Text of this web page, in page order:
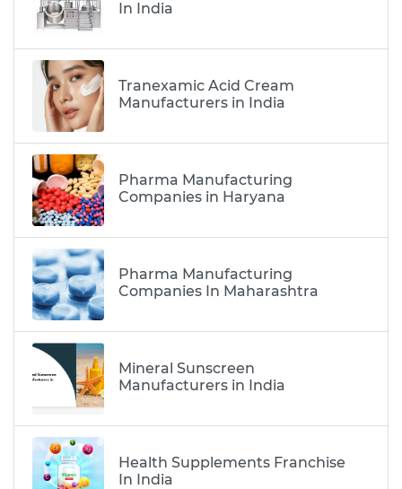
In India
Tranexamic Acid Cream
Manufacturers in India
Pharma Manufacturing
Companies in Haryana
Pharma Manufacturing
Companies In Maharashtra
Mineral Sunscreen
Manufacturers in India
Health Supplements Franchise
In India